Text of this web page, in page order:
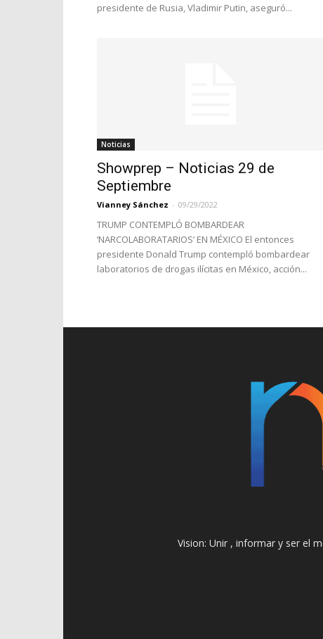
presidente de Rusia, Vladimir Putin, aseguró...
Noticias
Showprep – Noticias 29 de
Septiembre
Vianney Sánchez - 09/29/2022
TRUMP CONTEMPLÓ BOMBARDEAR
‘NARCOLABORATARIOS’ EN MÉXICO El entonces
presidente Donald Trump contempló bombardear
laboratorios de drogas ilícitas en México, acción...
Vision: Unir , informar y ser el